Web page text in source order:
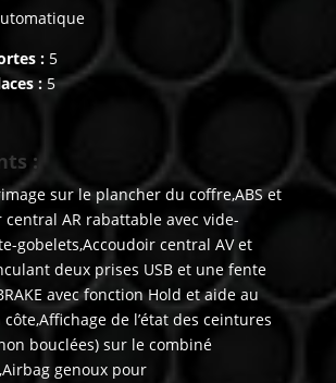
: 5
:5
:
sur le plancher du coffre,ABS et
central AR rabattable avec vide-
gobelets,Accoudoir central AV et
deux prises USB et une fente
avec fonction Hold et aide au
de l’état des ceintures
bouclées) sur le combiné
genoux pour